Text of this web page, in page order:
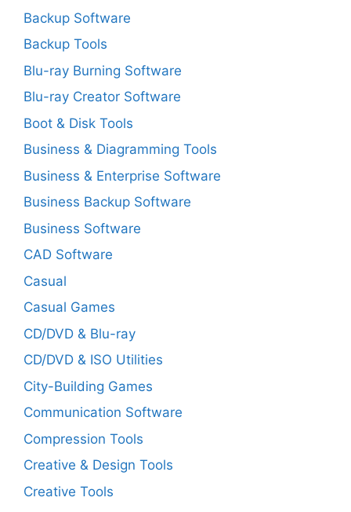
Backup Software
Backup Tools
Blu-ray Burning Software
Blu-ray Creator Software
Boot & Disk Tools
Business & Diagramming Tools
Business & Enterprise Software
Business Backup Software
Business Software
CAD Software
Casual
Casual Games
CD/DVD & Blu-ray
CD/DVD & ISO Utilities
City-Building Games
Communication Software
Compression Tools
Creative & Design Tools
Creative Tools